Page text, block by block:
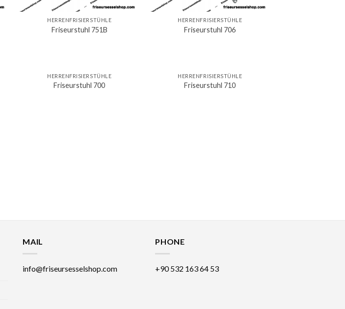
HERRENFRISIERSTÜHLE
Friseurstuhl 751B
HERRENFRISIERSTÜHLE
Friseurstuhl 706
HERRENFRISIERSTÜHLE
Friseurstuhl 700
HERRENFRISIERSTÜHLE
Friseurstuhl 710
MAIL
info@friseursesselshop.com
PHONE
+90 532 163 64 53